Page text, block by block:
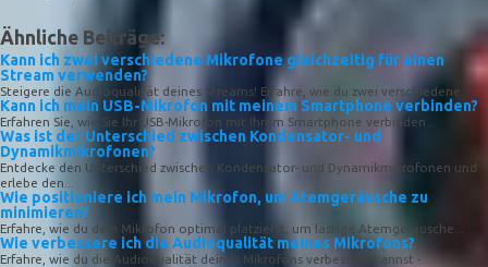
Ähnliche Beiträge:
Kann ich zwei verschiedene Mikrofone gleichzeitig für einen
Stream verwenden?
Steigere die Audioqualität deines Streams! Erfahre, wie du zwei verschiedene...
Kann ich mein USB-Mikrofon mit meinem Smartphone verbinden?
Erfahren Sie, wie Sie Ihr USB-Mikrofon mit Ihrem Smartphone verbinden...
Was ist der Unterschied zwischen Kondensator- und
Dynamikmikrofonen?
Entdecke den Unterschied zwischen Kondensator- und Dynamikmikrofonen und
erlebe den...
Wie positioniere ich mein Mikrofon, um Atemgeräusche zu
minimieren?
Erfahre, wie du dein Mikrofon optimal platzierst, um lästige Atemgeräusche...
Wie verbessere ich die Audioqualität meines Mikrofons?
Erfahre, wie du die Audioqualität deines Mikrofons verbessern kannst -...